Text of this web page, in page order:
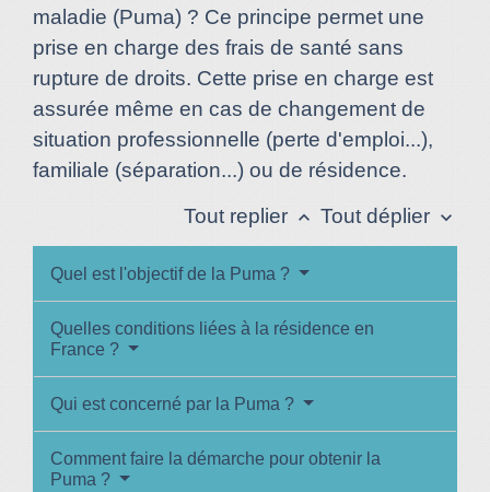
maladie (Puma) ? Ce principe permet une
prise en charge des frais de santé sans
rupture de droits. Cette prise en charge est
assurée même en cas de changement de
situation professionnelle (perte d'emploi...),
familiale (séparation...) ou de résidence.
Tout replier keyboard_arrow_up Tout déplier keyboard_arrow_down
Quel est l'objectif de la Puma ?
Quelles conditions liées à la résidence en
France ?
Qui est concerné par la Puma ?
Comment faire la démarche pour obtenir la
Puma ?